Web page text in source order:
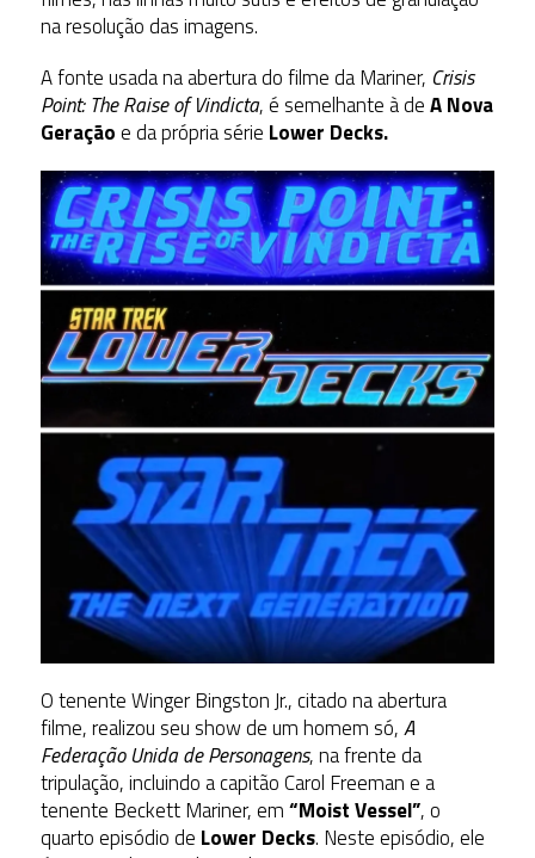
na resolução das imagens.
A fonte usada na abertura do filme da Mariner, Crisis
Point: The Raise of Vindicta, é semelhante à deA Nova
Geraçãoe da própria série Lower Decks.
O tenente Winger Bingston Jr., citado na abertura
filme, realizou seu show de um homem só,A
Federação Unida de Personagens, na frente da
tripulação, incluindo a capitão Carol Freeman e a
tenente Beckett Mariner, em“Moist Vessel”, o
quarto episódio de Lower Decks. Neste episódio, ele